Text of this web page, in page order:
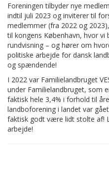
Foreningen tilbyder nye
indtil juli 2023 og inviterer til
medlemmer (fra 2022 og
til kongens København, hvor vi
rundvisning – og hører om
politiske arbejde for dansk
og spændende!
I 2022 var Familielandbruget
under Familielandbruget, som
faktisk hele 3,4% i forhold til
landboforening i landet var
faktisk godt være lidt stolte af!
arbejde!